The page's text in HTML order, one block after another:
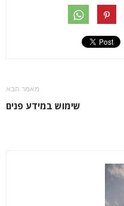
מאמר הבא
שימוש במידע פנים